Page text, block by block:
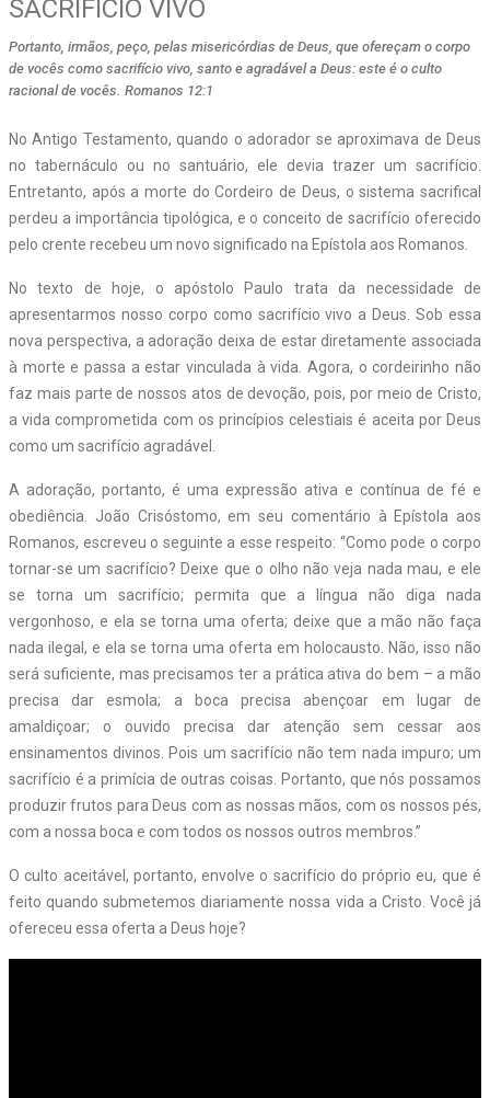
SACRIFÍCIO VIVO
Portanto, irmãos, peço, pelas misericórdias de Deus, que ofereçam o corpo
de vocês como sacrifício vivo, santo e agradável a Deus: este é o culto
racional de vocês. Romanos 12:1
No Antigo Testamento, quando o adorador se aproximava de Deus
no tabernáculo ou no santuário, ele devia trazer um sacrifício.
Entretanto, após a morte do Cordeiro de Deus, o sistema sacrifical
perdeu a importância tipológica, e o conceito de sacrifício oferecido
pelo crente recebeu um novo significado na Epístola aos Romanos.
No texto de hoje, o apóstolo Paulo trata da necessidade de
apresentarmos nosso corpo como sacrifício vivo a Deus. Sob essa
nova perspectiva, a adoração deixa de estar diretamente associada
à morte e passa a estar vinculada à vida. Agora, o cordeirinho não
faz mais parte de nossos atos de devoção, pois, por meio de Cristo,
a vida comprometida com os princípios celestiais é aceita por Deus
como um sacrifício agradável.
A adoração, portanto, é uma expressão ativa e contínua de fé e
obediência. João Crisóstomo, em seu comentário à Epístola aos
Romanos, escreveu o seguinte a esse respeito: “Como pode o corpo
tornar-se um sacrifício? Deixe que o olho não veja nada mau, e ele
se torna um sacrifício; permita que a língua não diga nada
vergonhoso, e ela se torna uma oferta; deixe que a mão não faça
nada ilegal, e ela se torna uma oferta em holocausto. Não, isso não
será suficiente, mas precisamos ter a prática ativa do bem – a mão
precisa dar esmola; a boca precisa abençoar em lugar de
amaldiçoar; o ouvido precisa dar atenção sem cessar aos
ensinamentos divinos. Pois um sacrifício não tem nada impuro; um
sacrifício é a primícia de outras coisas. Portanto, que nós possamos
produzir frutos para Deus com as nossas mãos, com os nossos pés,
com a nossa boca e com todos os nossos outros membros.”
O culto aceitável, portanto, envolve o sacrifício do próprio eu, que é
feito quando submetemos diariamente nossa vida a Cristo. Você já
ofereceu essa oferta a Deus hoje?